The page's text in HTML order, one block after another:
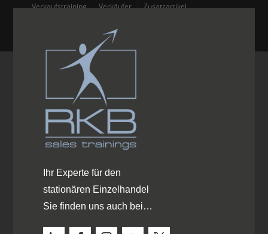
Verkaufstraining
Verkäufer Zusatzartikel
Ihr Experte für den
stationären Einzelhandel
Sie finden uns auch bei…